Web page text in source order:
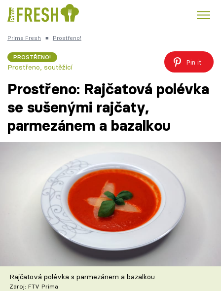
Česká kuchyně
Témata
Články
TV Program
Škola vaření
Recepty z TV
Speciál: Cuketa
Prima Fresh ■ Prostřeno!
PROSTŘENO!
Prostřeno, soutěžící
Pin it
Prostřeno: Rajčatová polévka
se sušenými rajčaty,
parmezánem a bazalkou
Rajčatová polévka s parmezánem a bazalkou
Zdroj: FTV Prima